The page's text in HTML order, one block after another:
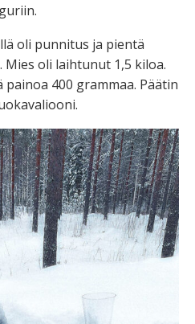
oli punnitus ja pientä
oli laihtunut 1,5 kiloa.
400 grammaa. Päätin